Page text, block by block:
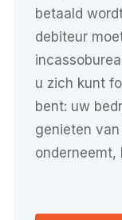
betaald
debiteur
u zich kunt
bent: uw
genieten
onderneemt,